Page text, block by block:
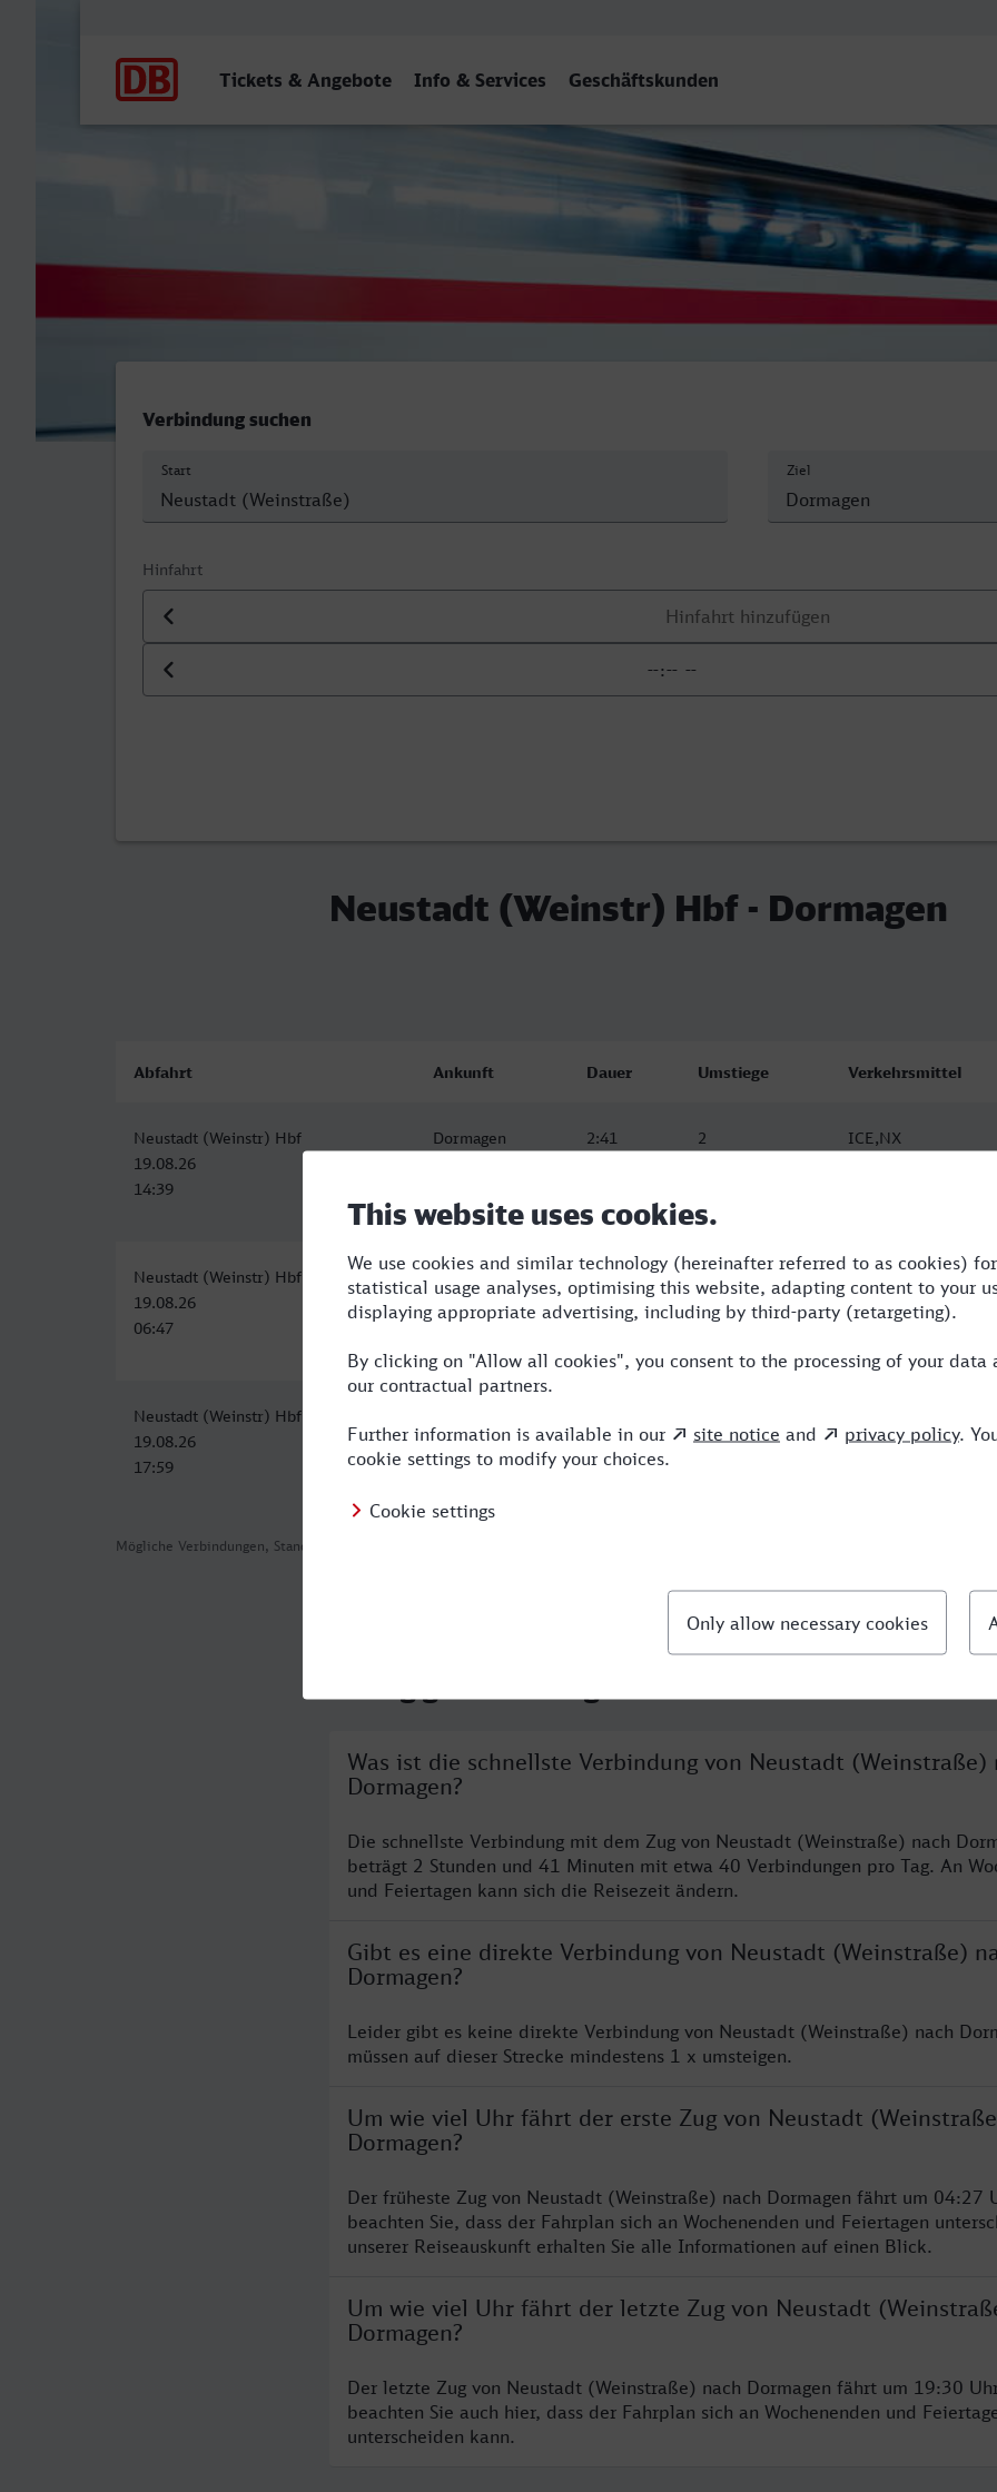
Tickets & Angebote Info & Services Geschäftskunden
Neustadt (Weinstr) Hbf - Dormagen
Verbindung suchen
Start Ziel
Hinfahrt
Datum der Hinfahrt
Uhrzeit der Hinfahrt
Neustadt (Weinstr) Hbf - Dormagen
Mögliche Verbindungen, Stand: 2026-08-05 01:42
Abfahrt Ankunft Dauer Umstiege Verkehrsmittel
Neustadt (Weinstr) Hbf
19.08.26
14:39
Dormagen
2:41 2 ICE,NX
Neustadt (Weinstr) Hbf
19.08.26
06:47
19.08.26
09:54
Neustadt (Weinstr) Hbf
19.08.26
17:59
19.08.26
20:54
Was ist die schnellste Verbindung von Neustadt (Weinstraße)
Dormagen?
Die schnellste Verbindung mit dem Zug von Neustadt (Weinstraße) nach
beträgt 2 Stunden und 41 Minuten mit etwa 40 Verbindungen pro Tag. An
und Feiertagen kann sich die Reisezeit ändern.
Gibt es eine direkte Verbindung von Neustadt (Weinstraße)
Dormagen?
Leider gibt es keine direkte Verbindung von Neustadt (Weinstraße) nach
müssen auf dieser Strecke mindestens 1 x umsteigen.
Um wie viel Uhr fährt der erste Zug von Neustadt
Dormagen?
Der früheste Zug von Neustadt (Weinstraße) nach Dormagen fährt um 04:27
beachten Sie, dass der Fahrplan sich an Wochenenden und Feiertagen
unserer Reiseauskunft erhalten Sie alle Informationen auf einen Blick.
Um wie viel Uhr fährt der letzte Zug von Neustadt
Dormagen?
Der letzte Zug von Neustadt (Weinstraße) nach Dormagen fährt um 19:30
beachten Sie auch hier, dass der Fahrplan sich an Wochenenden und
unterscheiden kann.